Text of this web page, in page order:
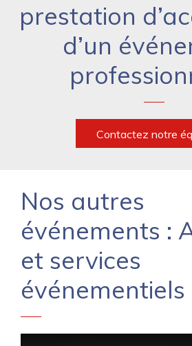
prestation
d’un
Contactez notre
Nos autres
événements :
et services
événementiels